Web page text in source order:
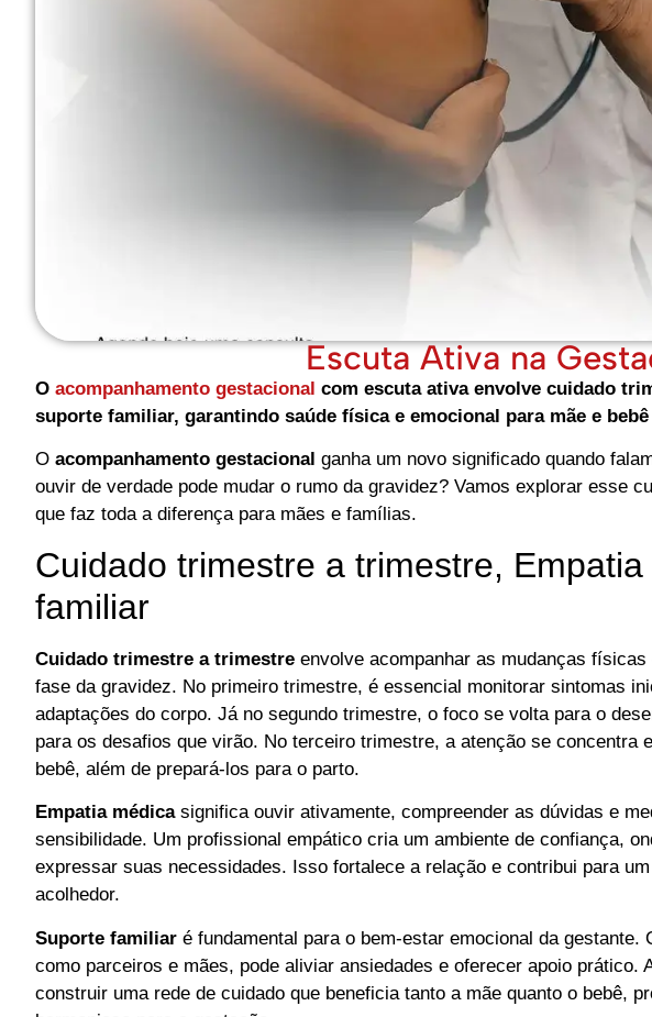
Escuta Ativa na
O acompanhamento gestacional com escuta ativa envolve cuidado
suporte familiar, garantindo saúde física e emocional para mãe e
O acompanhamento gestacional ganha um novo significado quando
ouvir de verdade pode mudar o rumo da gravidez? Vamos explorar esse
que faz toda a diferença para mães e famílias.
Cuidado trimestre a trimestre,
familiar
Cuidado trimestre a trimestre envolve acompanhar as mudanças
fase da gravidez. No primeiro trimestre, é essencial monitorar sintomas
adaptações do corpo. Já no segundo trimestre, o foco se volta para o
para os desafios que virão. No terceiro trimestre, a atenção se concentra
bebê, além de prepará-los para o parto.
Empatia médicasignifica ouvir ativamente, compreender as dúvidas e
sensibilidade. Um profissional empático cria um ambiente de confiança,
expressar suas necessidades. Isso fortalece a relação e contribui para
acolhedor.
Suporte familiar é fundamental para o bem-estar emocional da
como parceiros e mães, pode aliviar ansiedades e oferecer apoio prático.
construir uma rede de cuidado que beneficia tanto a mãe quanto o bebê,